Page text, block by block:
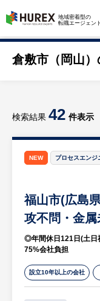
HUREX
地域密着型の
転職エージェント
倉敷市（岡山
検索結果 42 件表示
NEW プロセスエンジ
福山市(広島
攻不問・金
◎年間休日121日(土
75%会社負担
設立10年以上の会社